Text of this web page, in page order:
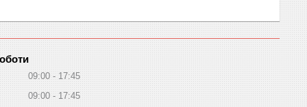
09:00
17:45
09:00
17:45